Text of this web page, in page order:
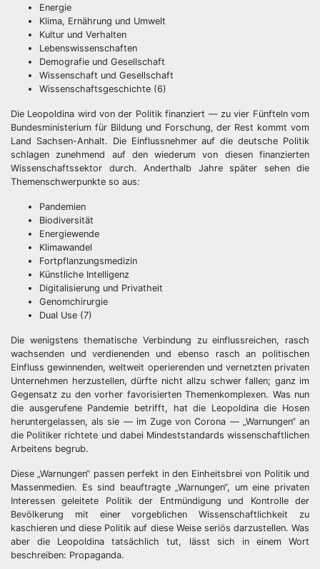
Energie
Klima, Ernährung und Umwelt
Kultur und Verhalten
Lebenswissenschaften
Demografie und Gesellschaft
Wissenschaft und Gesellschaft
Wissenschaftsgeschichte (6)
Die Leopoldina wird von der Politik finanziert — zu vier Fünfteln vom
Bundesministerium für Bildung und Forschung, der Rest kommt vom
Land Sachsen-Anhalt. Die Einflussnehmer auf die deutsche Politik
schlagen zunehmend auf den wiederum von diesen finanzierten
Wissenschaftssektor durch. Anderthalb Jahre später sehen die
Themenschwerpunkte so aus:
Pandemien
Biodiversität
Energiewende
Klimawandel
Fortpflanzungsmedizin
Künstliche Intelligenz
Digitalisierung und Privatheit
Genomchirurgie
Dual Use (7)
Die wenigstens thematische Verbindung zu einflussreichen, rasch
wachsenden und verdienenden und ebenso rasch an politischen
Einfluss gewinnenden, weltweit operierenden und vernetzten privaten
Unternehmen herzustellen, dürfte nicht allzu schwer fallen; ganz im
Gegensatz zu den vorher favorisierten Themenkomplexen. Was nun
die ausgerufene Pandemie betrifft, hat die Leopoldina die Hosen
heruntergelassen, als sie — im Zuge von Corona — „Warnungen“ an
die Politiker richtete und dabei Mindeststandards wissenschaftlichen
Arbeitens begrub.
Diese „Warnungen“ passen perfekt in den Einheitsbrei von Politik und
Massenmedien. Es sind beauftragte „Warnungen“, um eine privaten
Interessen geleitete Politik der Entmündigung und Kontrolle der
Bevölkerung mit einer vorgeblichen Wissenschaftlichkeit zu
kaschieren und diese Politik auf diese Weise seriös darzustellen. Was
aber die Leopoldina tatsächlich tut, lässt sich in einem Wort
beschreiben: Propaganda.